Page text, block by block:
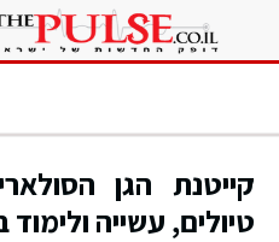
קייטנת הגן
טיולים, עשייה